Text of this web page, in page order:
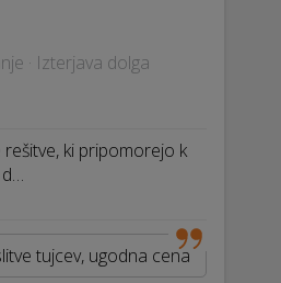
· Izterjava dolga
ki pripomorejo k
tujcev, ugodna cena